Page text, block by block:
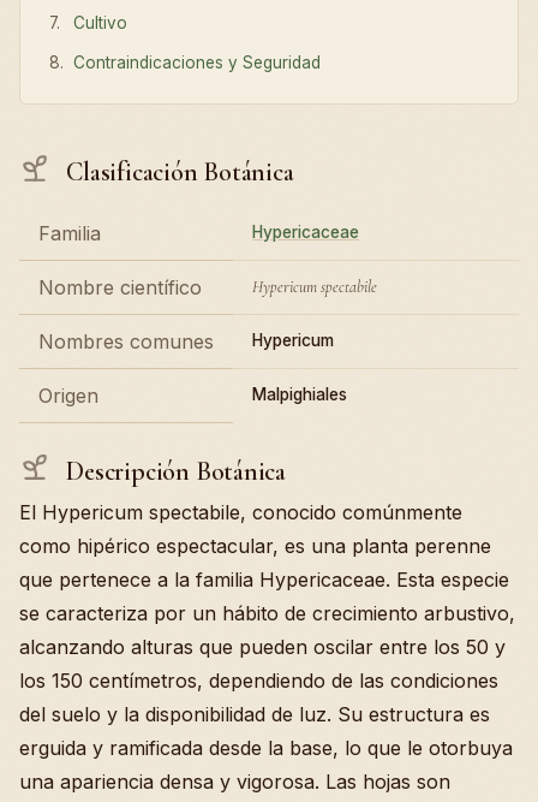
Cultivo
Contraindicaciones y Seguridad
Clasificación Botánica
Familia Hypericaceae
Nombre científico Hypericum spectabile
Nombres comunes Hypericum
Origen Malpighiales
Descripción Botánica
El Hypericum spectabile, conocido comúnmente
como hipérico espectacular, es una planta perenne
que pertenece a la familia Hypericaceae. Esta especie
se caracteriza por un hábito de crecimiento arbustivo,
alcanzando alturas que pueden oscilar entre los 50 y
los 150 centímetros, dependiendo de las condiciones
del suelo y la disponibilidad de luz. Su estructura es
erguida y ramificada desde la base, lo que le otorbuya
una apariencia densa y vigorosa. Las hojas son